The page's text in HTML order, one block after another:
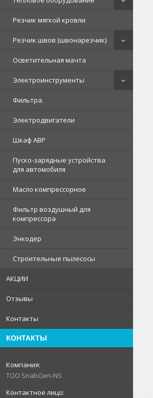
Резчик мягкой кровли
Резчик швов (швонарезчик)
Осветительная мачта
Электроинструменты
Фильтра.
Электродвигатели
Шкаф АВР
Пуско-зарядные устройства
для автомобиля
Масло компрессорное
Фильтр воздушный для
компрессора
Энкодер
Строительные пылесосы
АКЦИИ
Отзывы
Контакты
КОНТАКТЫ
ТОО SnabGen-NS